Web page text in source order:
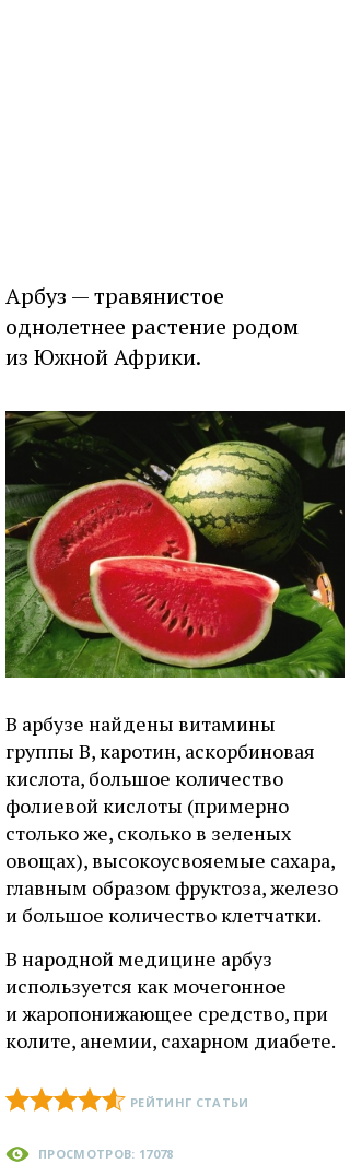
Арбуз — травянистое
однолетнее растение родом
из Южной Африки.
В арбузе найдены витамины
группы В, каротин, аскорбиновая
кислота, большое количество
фолиевой кислоты (примерно
столько же, сколько в зеленых
овощах), высокоусвояемые сахара,
главным образом фруктоза, железо
и большое количество клетчатки.
В народной медицине арбуз
используется как мочегонное
и жаропонижающее средство, при
колите, анемии, сахарном диабете.
РЕЙТИНГ СТАТЬИ
ПРОСМОТРОВ: 17078